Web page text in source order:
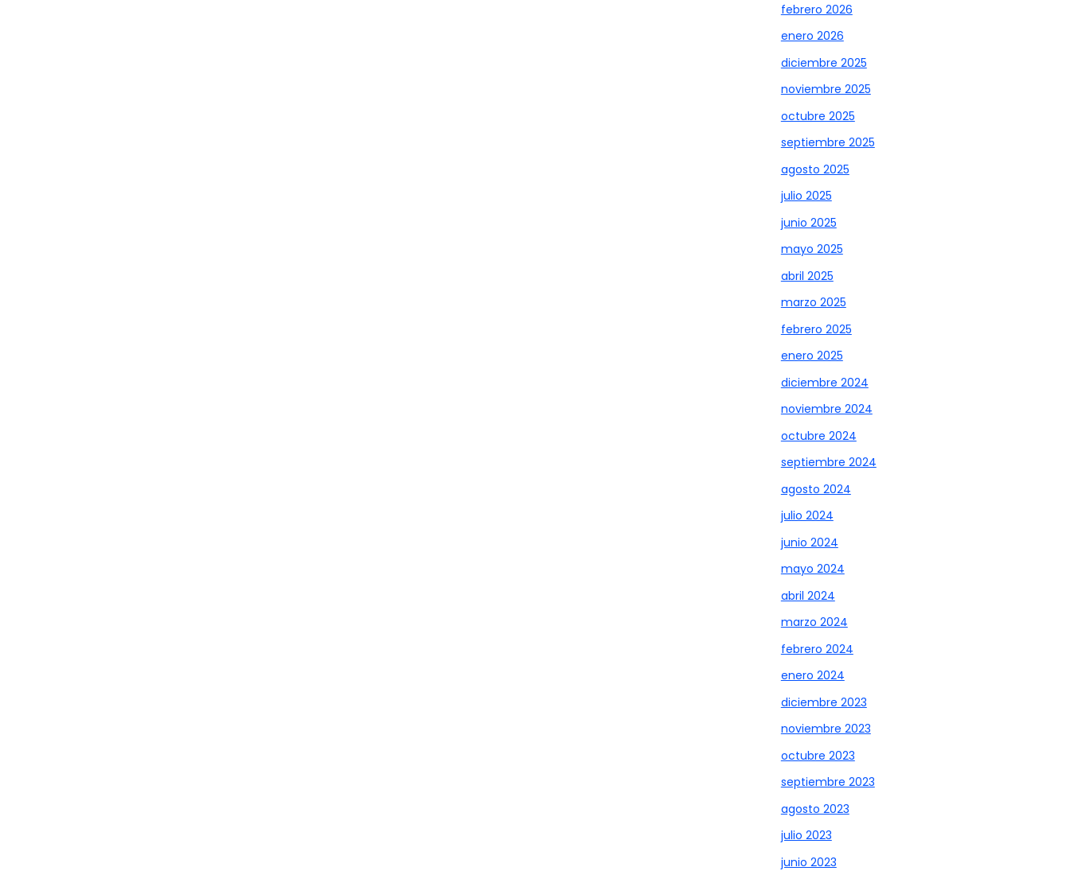
febrero 2026
enero 2026
diciembre 2025
noviembre 2025
octubre 2025
septiembre 2025
agosto 2025
julio 2025
junio 2025
mayo 2025
abril 2025
marzo 2025
febrero 2025
enero 2025
diciembre 2024
noviembre 2024
octubre 2024
septiembre 2024
agosto 2024
julio 2024
junio 2024
mayo 2024
abril 2024
marzo 2024
febrero 2024
enero 2024
diciembre 2023
noviembre 2023
octubre 2023
septiembre 2023
agosto 2023
julio 2023
junio 2023